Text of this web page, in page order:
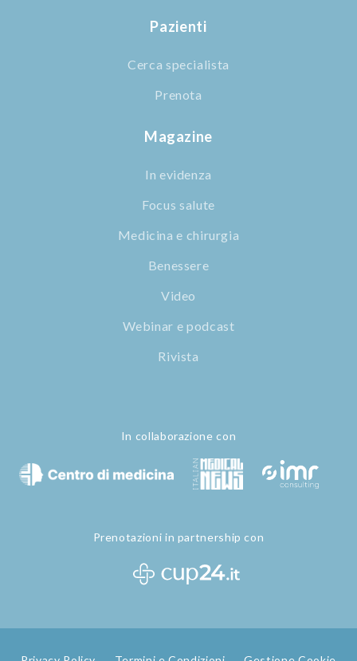
Pazienti
Cerca specialista
Prenota
Magazine
In evidenza
Focus salute
Medicina e chirurgia
Benessere
Video
Webinar e podcast
Rivista
In collaborazione con
Prenotazioni in partnership con